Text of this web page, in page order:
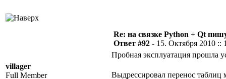
villager
Full Member
Re: на связке Python + Qt
Ответ #92 - 15. Октября 2010 ::
Пробная эксплуатация прошла
Выдрессировал перенос